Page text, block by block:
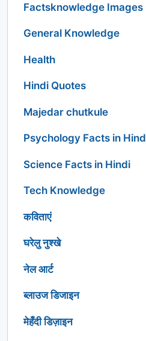
Factsknowledge Images
General Knowledge
Health
Hindi Quotes
Majedar chutkule
Psychology Facts in
Science Facts in Hindi
Tech Knowledge
कविताएं
घरेलु नुश्खे
नेल आर्ट
ब्लाउज डिजाइन
मेहँदी डिज़ाइन